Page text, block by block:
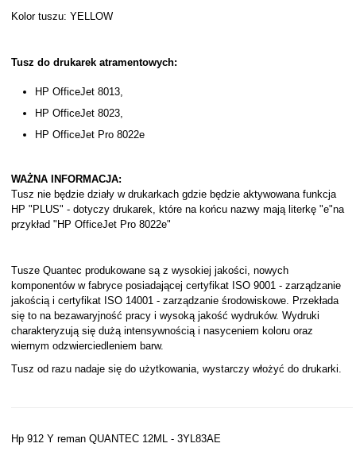
Kolor tuszu: YELLOW
Tusz do drukarek atramentowych:
HP OfficeJet 8013,
HP OfficeJet 8023,
HP OfficeJet Pro 8022e
WAŻNA INFORMACJA:
Tusz nie będzie działy w drukarkach gdzie będzie aktywowana funkcja
HP "PLUS" - dotyczy drukarek, które na końcu nazwy mają literkę "e"na
przykład "HP OfficeJet Pro 8022e"
Tusze Quantec produkowane są z wysokiej jakości, nowych
komponentów w fabryce posiadającej certyfikat ISO 9001 - zarządzanie
jakością i certyfikat ISO 14001 - zarządzanie środowiskowe. Przekłada
się to na bezawaryjność pracy i wysoką jakość wydruków. Wydruki
charakteryzują się dużą intensywnością i nasyceniem koloru oraz
wiernym odzwierciedleniem barw.
Tusz od razu nadaje się do użytkowania, wystarczy włożyć do drukarki.
Hp 912 Y reman QUANTEC 12ML - 3YL83AE